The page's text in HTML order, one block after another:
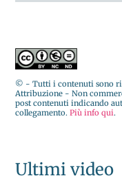
© - Tutti i contenuti sono
Attribuzione - Non
post contenuti indicando
collegamento.Più info qui.
Ultimi video